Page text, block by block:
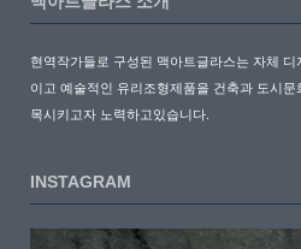
현역작가들로 구성된 맥아트글라스는 자체
이고 예술적인 유리조형제품을 건축과 도시
목시키고자 노력하고있습니다.
INSTAGRAM